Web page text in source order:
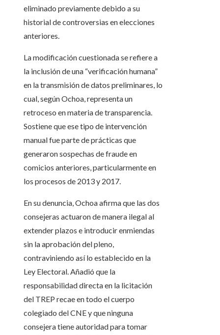
eliminado previamente debido a su
historial de controversias en elecciones
anteriores.
La modificación cuestionada se refiere a
la inclusión de una “verificación humana”
en la transmisión de datos preliminares, lo
cual, según Ochoa, representa un
retroceso en materia de transparencia.
Sostiene que ese tipo de intervención
manual fue parte de prácticas que
generaron sospechas de fraude en
comicios anteriores, particularmente en
los procesos de 2013 y 2017.
En su denuncia, Ochoa afirma que las dos
consejeras actuaron de manera ilegal al
extender plazos e introducir enmiendas
sin la aprobación del pleno,
contraviniendo así lo establecido en la
Ley Electoral. Añadió que la
responsabilidad directa en la licitación
del TREP recae en todo el cuerpo
colegiado del CNE y que ninguna
consejera tiene autoridad para tomar